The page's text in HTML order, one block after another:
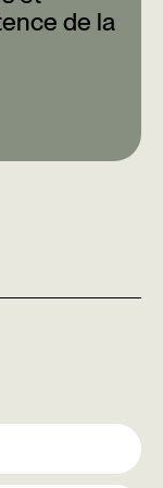
de la